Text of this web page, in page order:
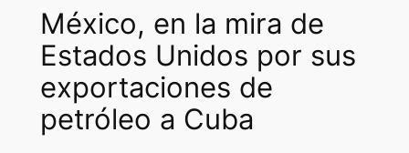
México, en la mira de
Estados Unidos por sus
exportaciones de
petróleo a Cuba